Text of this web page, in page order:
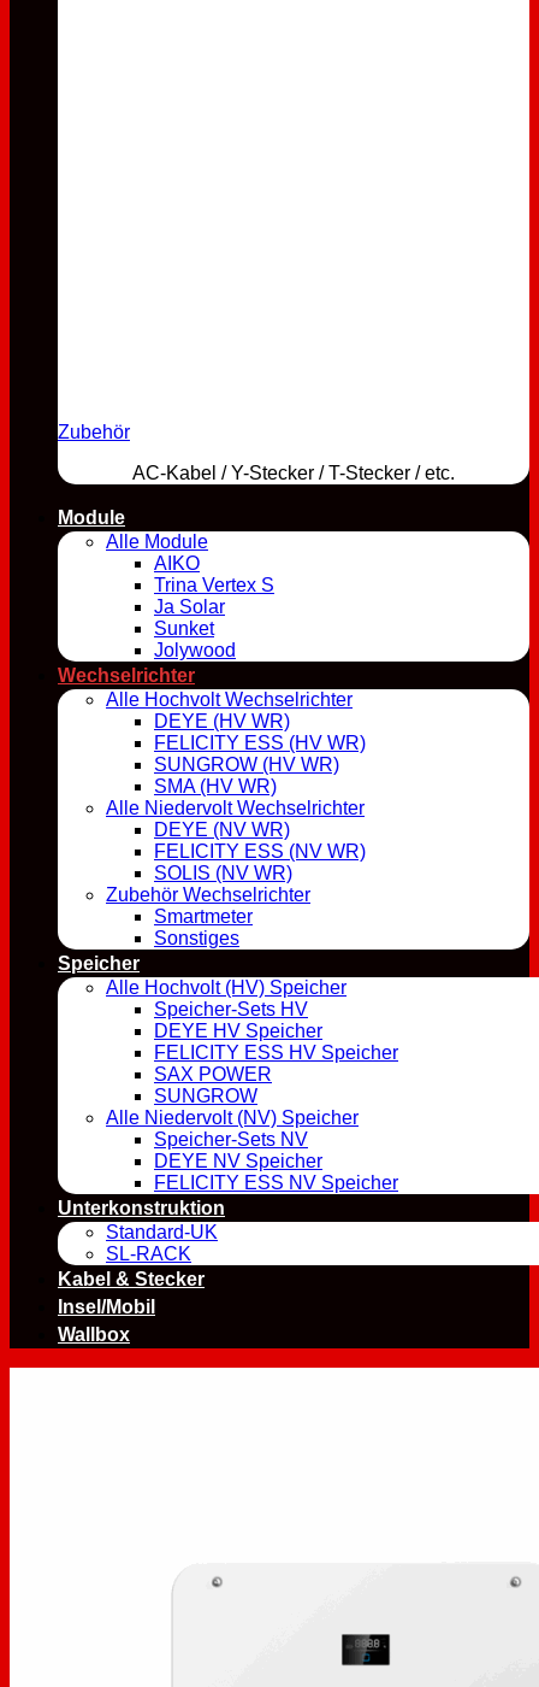
Zubehör
AC-Kabel / Y-Stecker / T-Stecker / etc.
Module
Alle Module
AIKO
Trina Vertex S
Ja Solar
Sunket
Jolywood
Wechselrichter
Alle Hochvolt Wechselrichter
DEYE (HV WR)
FELICITY ESS (HV WR)
SUNGROW (HV WR)
SMA (HV WR)
Alle Niedervolt Wechselrichter
DEYE (NV WR)
FELICITY ESS (NV WR)
SOLIS (NV WR)
Zubehör Wechselrichter
Smartmeter
Sonstiges
Speicher
Alle Hochvolt (HV) Speicher
Speicher-Sets HV
DEYE HV Speicher
FELICITY ESS HV Speicher
SAX POWER
SUNGROW
Alle Niedervolt (NV) Speicher
Speicher-Sets NV
DEYE NV Speicher
FELICITY ESS NV Speicher
Unterkonstruktion
Standard-UK
SL-RACK
Kabel & Stecker
Insel/Mobil
Wallbox